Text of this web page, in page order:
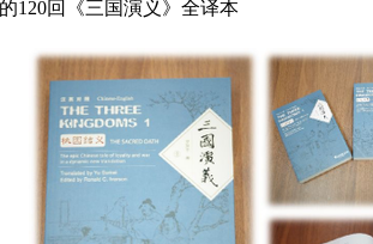
120回《三国演义》全译本